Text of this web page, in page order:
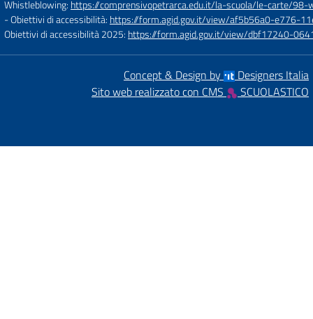
Whistleblowing: https://comprensivopetrarca.edu.it/la-scuola/le-carte/98-
- Obiettivi di accessibilità: https://form.agid.gov.it/view/af5b56a0-e776-
Obiettivi di accessibilità 2025: https://form.agid.gov.it/view/dbf17240-
Concept & Design by
Designers Italia
Sito web realizzato con CMS
SCUOLASTICO